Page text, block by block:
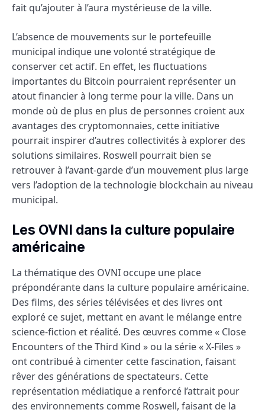
fait qu’ajouter à l’aura mystérieuse de la ville.
L’absence de mouvements sur le portefeuille
municipal indique une volonté stratégique de
conserver cet actif. En effet, les fluctuations
importantes du Bitcoin pourraient représenter un
atout financier à long terme pour la ville. Dans un
monde où de plus en plus de personnes croient aux
avantages des cryptomonnaies, cette initiative
pourrait inspirer d’autres collectivités à explorer des
solutions similaires. Roswell pourrait bien se
retrouver à l’avant-garde d’un mouvement plus large
vers l’adoption de la technologie blockchain au niveau
municipal.
Les OVNI dans la culture populaire
américaine
La thématique des OVNI occupe une place
prépondérante dans la culture populaire américaine.
Des films, des séries télévisées et des livres ont
exploré ce sujet, mettant en avant le mélange entre
science-fiction et réalité. Des œuvres comme « Close
Encounters of the Third Kind » ou la série « X-Files »
ont contribué à cimenter cette fascination, faisant
rêver des générations de spectateurs. Cette
représentation médiatique a renforcé l’attrait pour
des environnements comme Roswell, faisant de la